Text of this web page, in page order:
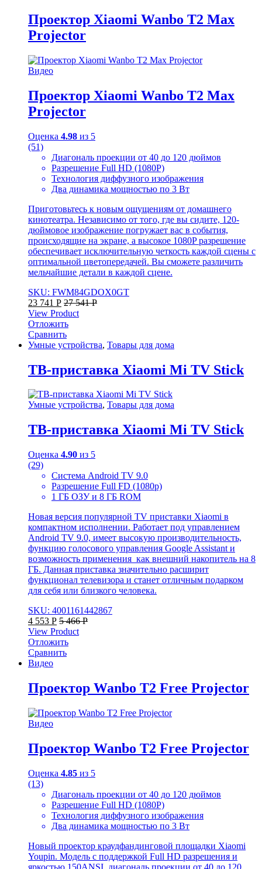
Проектор Xiaomi Wanbo T2 Max
Projector
Видео
Проектор Xiaomi Wanbo T2 Max
Projector
Оценка 4.98 из 5
(51)
Диагональ проекции от 40 до 120 дюймов
Разрешение Full HD (1080Р)
Технология диффузного изображения
Два динамика мощностью по 3 Вт
Приготовьтесь к новым ощущениям от домашнего
кинотеатра. Независимо от того, где вы сидите, 120-
дюймовое изображение погружает вас в события,
происходящие на экране, а высокое 1080P разрешение
обеспечивает исключительную четкость каждой сцены с
оптимальной цветопередачей. Вы сможете различить
мельчайшие детали в каждой сцене.
SKU: FWM84GDOX0GT
23 741 Р 27 541Р
View Product
Отложить
Сравнить
Умные устройства, Товары для дома
ТВ-приставка Xiaomi Mi TV Stick
Умные устройства, Товары для дома
ТВ-приставка Xiaomi Mi TV Stick
Оценка 4.90 из 5
(29)
Система Android TV 9.0
Разрешение Full FD (1080p)
1 ГБ ОЗУ и 8 ГБ ROM
Новая версия популярной TV приставки Xiaomi в
компактном исполнении. Работает под управлением
Android TV 9.0, имеет высокую производительность,
функцию голосового управления Google Assistant и
возможность применения как внешний накопитель на 8
ГБ. Данная приставка значительно расширит
функционал телевизора и станет отличным подарком
для себя или близкого человека.
SKU: 4001161442867
4 553 Р 5 466Р
View Product
Отложить
Сравнить
Видео
Проектор Wanbo T2 Free Projector
Видео
Проектор Wanbo T2 Free Projector
Оценка 4.85 из 5
(13)
Диагональ проекции от 40 до 120 дюймов
Разрешение Full HD (1080Р)
Технология диффузного изображения
Два динамика мощностью по 3 Вт
Новый проектор краудфандинговой площадки Xiaomi
Youpin. Модель с поддержкой Full HD разрешения и
яркостью 150ANSI, диагональ проекции от 40 до 120